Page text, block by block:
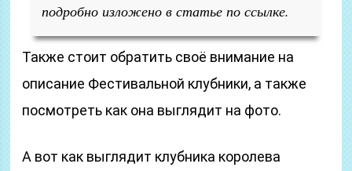
подробно изложено в статье по ссылке.
Также стоит обратить своё внимание на
описание Фестивальной клубники, а также
посмотреть как она выглядит на фото.
А вот как выглядит клубника королева